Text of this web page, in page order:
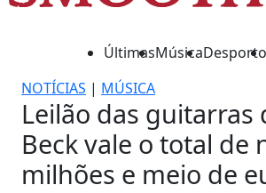
ÚltimasMúsicaDesporto
NOTÍCIAS | MÚSICA
Leilão das guitarras
Beck vale o total de
milhões e meio de